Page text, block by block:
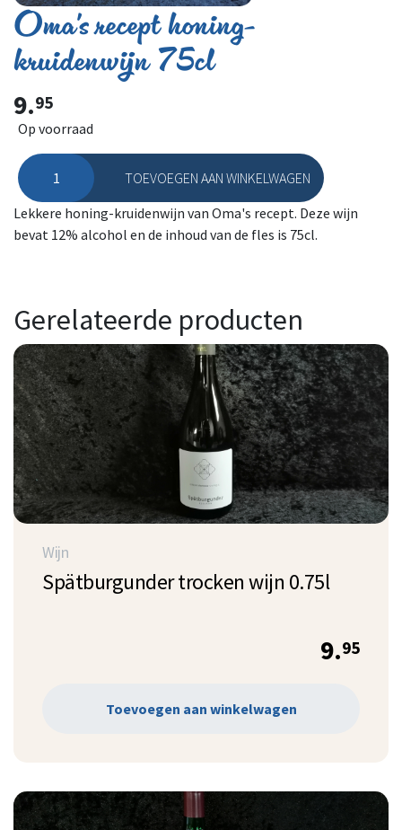
Oma's recept honing-
kruidenwijn 75cl
9.95
Op voorraad
Oma's recept honing-kruidenwijn 75cl aantal
TOEVOEGEN AAN WINKELWAGEN
Lekkere honing-kruidenwijn van Oma's recept. Deze wijn
bevat 12% alcohol en de inhoud van de fles is 75cl.
Gerelateerde producten
Wijn
Spätburgunder trocken wijn 0.75l
9.95
Toevoegen aan winkelwagen